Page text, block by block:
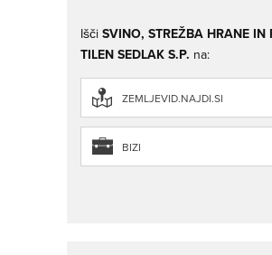
Išči SVINO, STREŽBA HRANE IN
TILEN SEDLAK S.P. na:
ZEMLJEVID.NAJDI.SI
BIZI